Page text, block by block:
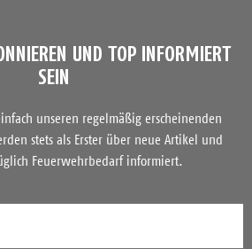
UND TOP INFORMIERT
SEIN
unseren regelmäßig erscheinenden
stets als Erster über neue Artikel und
Feuerwehrbedarf informiert.